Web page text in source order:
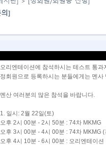
오리엔테이션에 참석하시는 테스트 통
정회원으로 등록하시는 분들에게는 멘
멘산 여러분의 많은 참석을 바랍니다.
1. 일시: 2월 22일(토)
오후 2시 00분 - 2시 50분 : 74차 MKMG
오후 3시 00분 - 4시 00분 : 74차 MKMG
오후 4시 10분 - 6시 00분 : 오리엔테이션